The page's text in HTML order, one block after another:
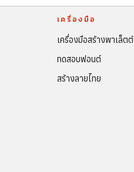
เครื่องมือ
เครื่องมือสร้างพาเล็ตต์
ทดสอบฟอนต์
สร้างลายไทย